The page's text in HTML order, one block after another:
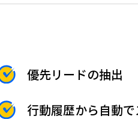
優先リードの抽出
行動履歴から自動